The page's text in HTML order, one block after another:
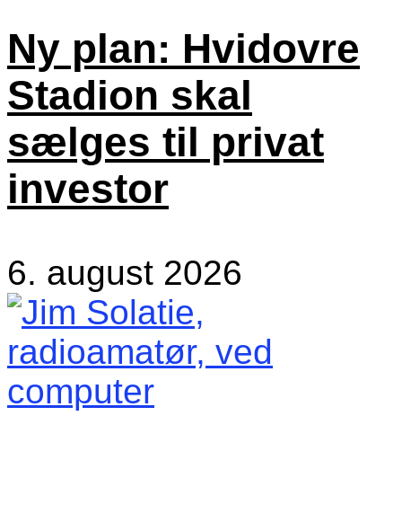
Ny plan: Hvidovre
Stadion skal
sælges til privat
investor
6. august 2026